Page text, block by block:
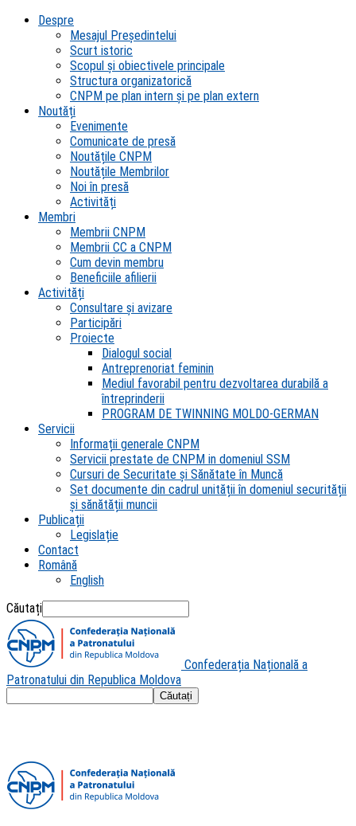
Despre
Mesajul Președintelui
Scurt istoric
Scopul şi obiectivele principale
Structura organizatorică
CNPM pe plan intern şi pe plan extern
Noutăți
Evenimente
Comunicate de presă
Noutățile CNPM
Noutățile Membrilor
Noi în presă
Activități
Membri
Membrii CNPM
Membrii CC a CNPM
Cum devin membru
Beneficiile afilierii
Activități
Consultare și avizare
Participări
Proiecte
Dialogul social
Antreprenoriat feminin
Mediul favorabil pentru dezvoltarea durabilă a
întreprinderii
PROGRAM DE TWINNING MOLDO-GERMAN
Servicii
Informații generale CNPM
Servicii prestate de CNPM in domeniul SSM
Cursuri de Securitate și Sănătate în Muncă
Set documente din cadrul unității în domeniul securității
și sănătății muncii
Publicații
Legislație
Contact
Română
English
Căutați
Confederația Națională a
Patronatului din Republica Moldova